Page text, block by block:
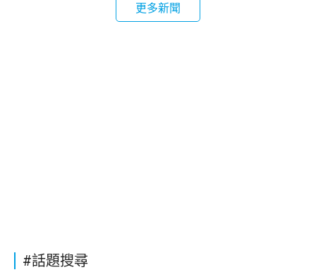
更多新聞
#話題搜尋